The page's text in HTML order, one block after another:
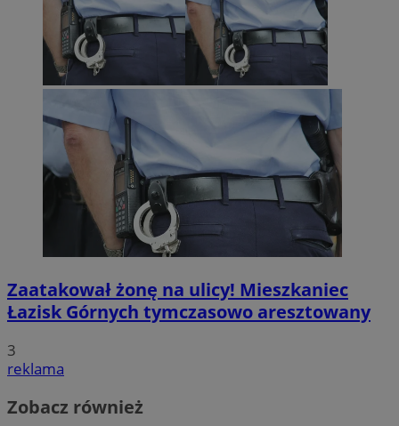
Zaatakował żonę na ulicy! Mieszkaniec
Łazisk Górnych tymczasowo aresztowany
3
reklama
Zobacz również